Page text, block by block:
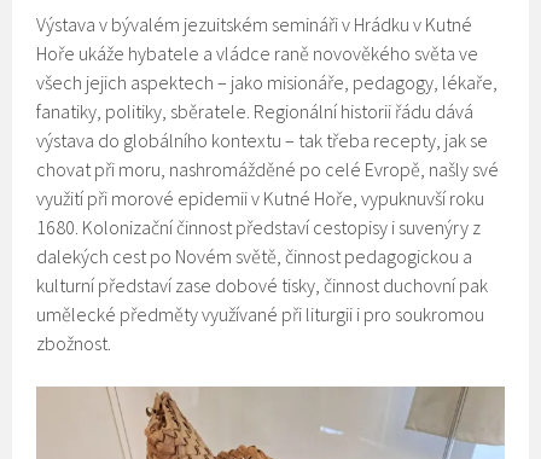
Výstava v bývalém jezuitském semináři v Hrádku v Kutné
Hoře ukáže hybatele a vládce raně novověkého světa ve
všech jejich aspektech – jako misionáře, pedagogy, lékaře,
fanatiky, politiky, sběratele. Regionální historii řádu dává
výstava do globálního kontextu – tak třeba recepty, jak se
chovat při moru, nashromážděné po celé Evropě, našly své
využití při morové epidemii v Kutné Hoře, vypuknuvší roku
1680. Kolonizační činnost představí cestopisy i suvenýry z
dalekých cest po Novém světě, činnost pedagogickou a
kulturní představí zase dobové tisky, činnost duchovní pak
umělecké předměty využívané při liturgii i pro soukromou
zbožnost.